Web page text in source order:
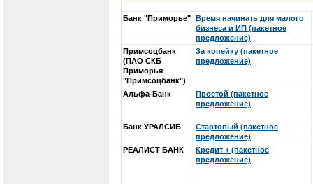
Банк "Приморье" Время начинать для малого
бизнеса и ИП (пакетное
предложение)
Примсоцбанк
(ПАО СКБ
Приморья
"Примсоцбанк")
За копейку (пакетное
предложение)
Альфа-Банк
Простой (пакетное
предложение)
Банк УРАЛСИБ
Стартовый (пакетное
предложение)
РЕАЛИСТ БАНК
Кредит + (пакетное
предложение)